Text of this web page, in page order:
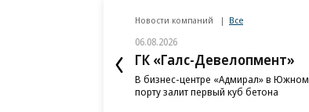
Новости компаний Все
06.08.2026
ГК «Галс-Девелопмент»
В бизнес-центре «Адмирал» в Южном
порту залит первый куб бетона